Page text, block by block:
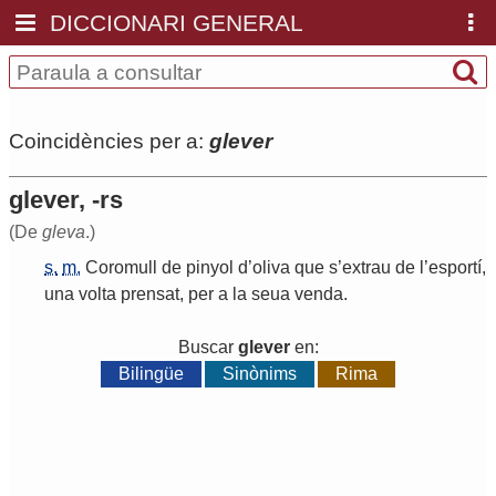
DICCIONARI GENERAL
Coincidències per a: glever
glever, -rs
(De gleva.)
s. m. Coromull de pinyol d’oliva que s’extrau de ’esportí,
una volta prensat, per a la seua venda.
Buscar gleveren:
Bilingüe
Sinònims Rima